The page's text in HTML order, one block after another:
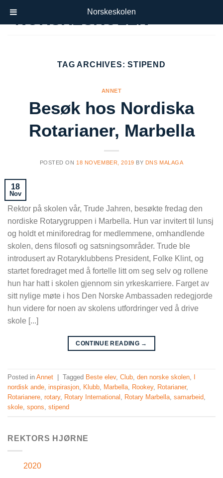
TAG ARCHIVES:STIPEND
ANNET
Besøk hos Nordiska
Rotarianer, Marbella
POSTED ON 18 NOVEMBER, 2019 BY DNS MALAGA
18
Nov
Rektor på skolen vår, Trude Jahren, besøkte fredag den
nordiske Rotarygruppen i Marbella. Hun var invitert til lunsj
og holdt et miniforedrag for medlemmene, omhandlende
skolen, dens filosofi og satsningsområder. Trude ble
introdusert av Rotaryklubbens President, Folke Klint, og
startet foredraget med å fortelle litt om seg selv og rollene
hun har hatt i skolen gjennom sin yrkeskarriere. Farget av
sitt nylige møte i hos Den Norske Ambassaden redegjorde
hun videre for noen av skolens utfordringer ved å drive
skole [...]
CONTINUE READING →
Posted in Annet Tagged Beste elev, Club, den norske skolen,
nordisk ande, inspirasjon, Klubb, Marbella, Rookey, Rotarianer,
Rotarianere, rotary, Rotary International , Rotary Marbella, samarbeid,
skole, spons, stipend
REKTORS HJØRNE
2020
Norskeskolen